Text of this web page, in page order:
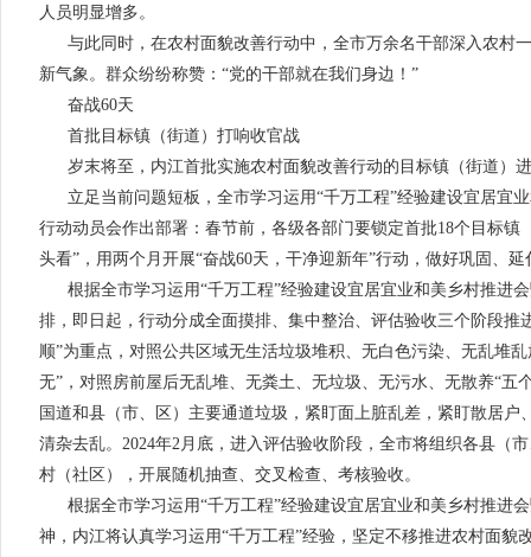
人员明显增多。
与此同时，在农村面貌改善行动中，全市万余名干部深入农村
新气象。群众纷纷称赞：“党的干部就在我们身边！”
奋战60天
首批目标镇（街道）打响收官战
岁末将至，内江首批实施农村面貌改善行动的目标镇（街道）
立足当前问题短板，全市学习运用“千万工程”经验建设宜居宜
行动动员会作出部署：春节前，各级各部门要锁定首批18个目标镇
头看”，用两个月开展“奋战60天，干净迎新年”行动，做好巩固、
根据全市学习运用“千万工程”经验建设宜居宜业和美乡村推进
排，即日起，行动分成全面摸排、集中整治、评估验收三个阶段推
顺”为重点，对照公共区域无生活垃圾堆积、无白色污染、无乱堆
无”，对照房前屋后无乱堆、无粪土、无垃圾、无污水、无散养“五
国道和县（市、区）主要通道垃圾，紧盯面上脏乱差，紧盯散居
清杂去乱。2024年2月底，进入评估验收阶段，全市将组织各县（
村（社区），开展随机抽查、交叉检查、考核验收。
根据全市学习运用“千万工程”经验建设宜居宜业和美乡村推进
神，内江将认真学习运用“千万工程”经验，坚定不移推进农村面貌